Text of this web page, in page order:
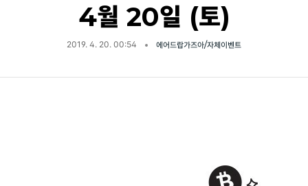
4월 20일 (토)
2019. 4. 20. 00:54 에어드랍가즈아/자체이벤트